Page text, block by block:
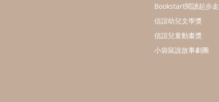
Bookstart閱讀起步走
信誼幼兒文學獎
信誼兒童動畫獎
小袋鼠說故事劇團